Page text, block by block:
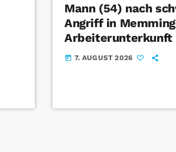
Mann (54) nach
Angriff in
Arbeiterunterkunft
today 7. AUGUST 2026